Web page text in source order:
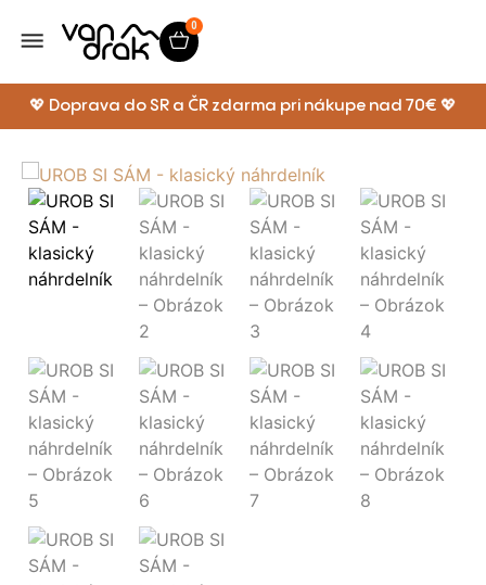
0
💖 Doprava do SR a ČR zdarma pri nákupe nad 70€ 💖